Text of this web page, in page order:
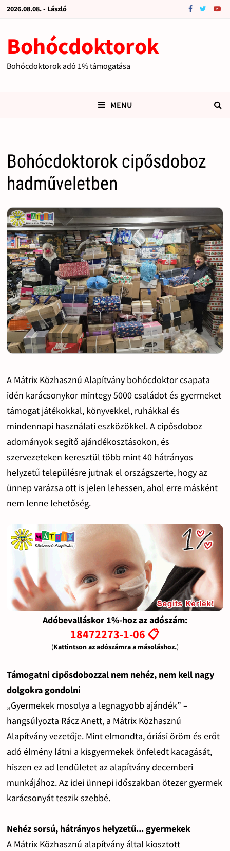
2026.08.08. - László
Bohócdoktorok
Bohócdoktorok adó 1% támogatása
MENU
Bohócdoktorok cipősdoboz
hadműveletben
A Mátrix Közhasznú Alapítvány bohócdoktor csapata
idén karácsonykor mintegy 5000 családot és gyermeket
támogat játékokkal, könyvekkel, ruhákkal és
mindennapi használati eszközökkel. A cipősdoboz
adományok segítő ajándékosztásokon, és
szervezeteken keresztül több mint 40 hátrányos
helyzetű településre jutnak el országszerte, hogy az
ünnep varázsa ott is jelen lehessen, ahol erre másként
nem lenne lehetőség.
Adóbevalláskor 1%-hoz az adószám:
18472273-1-06 📋
(Kattintson az adószámra a másoláshoz.)
Támogatni cipősdobozzal nem nehéz, nem kell nagy
dolgokra gondolni
„Gyermekek mosolya a legnagyobb ajándék” –
hangsúlyozta Rácz Anett, a Mátrix Közhasznú
Alapítvány vezetője. Mint elmondta, óriási öröm és erőt
adó élmény látni a kisgyermekek önfeledt kacagását,
hiszen ez ad lendületet az alapítvány decemberi
munkájához. Az idei ünnepi időszakban ötezer gyermek
karácsonyát teszik szebbé.
Nehéz sorsú, hátrányos helyzetű... gyermekek
A Mátrix Közhasznú alapítvány által kiosztott